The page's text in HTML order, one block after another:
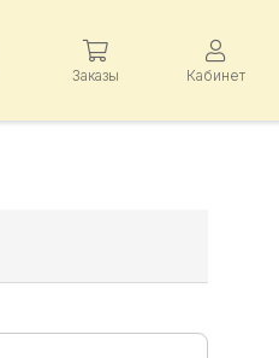
Заказы Кабинет